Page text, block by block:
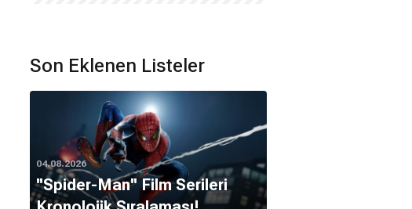
Son Eklenen Listeler
04.08.2026
''Spider-Man'' Film Serileri